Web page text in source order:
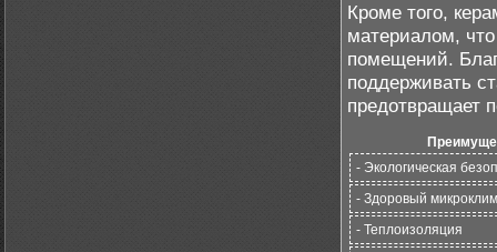
Кроме того,
материалом, что
помещений.
поддерживать
предотвращает
- Экологическая
- Здоровый
- Теплоизоляция